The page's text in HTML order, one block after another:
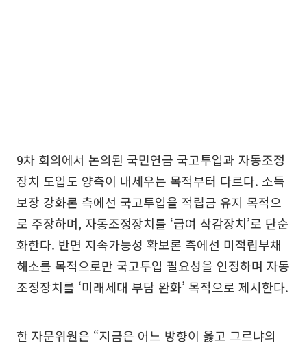
9차 회의에서 논의된 국민연금 국고투입과 자동조정
장치 도입도 양측이 내세우는 목적부터 다르다. 소득
보장 강화론 측에선 국고투입을 적립금 유지 목적으
로 주장하며, 자동조정장치를 ‘급여 삭감장치’로 단순
화한다. 반면 지속가능성 확보론 측에선 미적립부채
해소를 목적으로만 국고투입 필요성을 인정하며 자동
조정장치를 ‘미래세대 부담 완화’ 목적으로 제시한다.
한 자문위원은 “지금은 어느 방향이 옳고 그르냐의